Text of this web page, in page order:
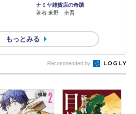
ナミヤ雑貨店の奇蹟
著者 東野 圭吾
もっとみる
Recommended by